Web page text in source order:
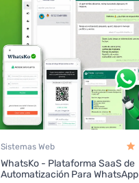
Sistemas Web
WhatsKo - Plataforma SaaS de
Automatización Para WhatsApp